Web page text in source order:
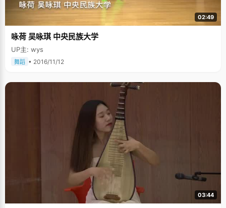
02:49
咏荷 吴咏琪 中央民族大学
UP主: wys
舞蹈 • 2016/11/12
03:44